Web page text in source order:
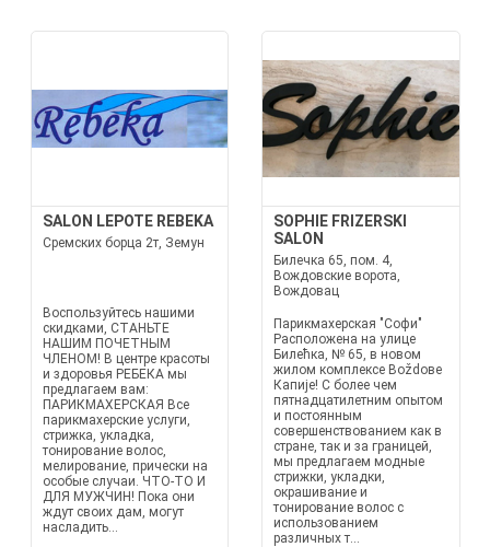
SALON LEPOTE REBEKA
Сремских борца 2т, Земун
Воспользуйтесь нашими
скидками, СТАНЬТЕ
НАШИМ ПОЧЕТНЫМ
ЧЛЕНОМ! В центре красоты
и здоровья РЕБЕКА мы
предлагаем вам:
ПАРИКМАХЕРСКАЯ Все
парикмахерские услуги,
стрижка, укладка,
тонирование волос,
мелирование, прически на
особые случаи. ЧТО-ТО И
ДЛЯ МУЖЧИН! Пока они
ждут своих дам, могут
насладить...
SOPHIE FRIZERSKI
SALON
Билечка 65, пом. 4,
Вождовские ворота,
Вождовац
Парикмахерская "Софи"
Расположена на улице
Билећка, № 65, в новом
жилом комплексе Воždове
Капије! С более чем
пятнадцатилетним опытом
и постоянным
совершенствованием как в
стране, так и за границей,
мы предлагаем модные
стрижки, укладки,
окрашивание и
тонирование волос с
использованием
различных т...